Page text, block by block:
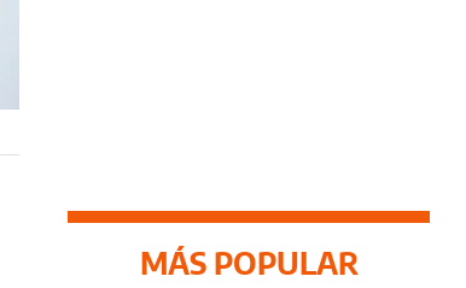
MÁS POPULAR